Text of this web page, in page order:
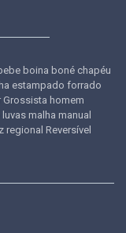
boina boné chapéu
estampado forrado
Grossista homem
luvas malha manual
regional Reversível